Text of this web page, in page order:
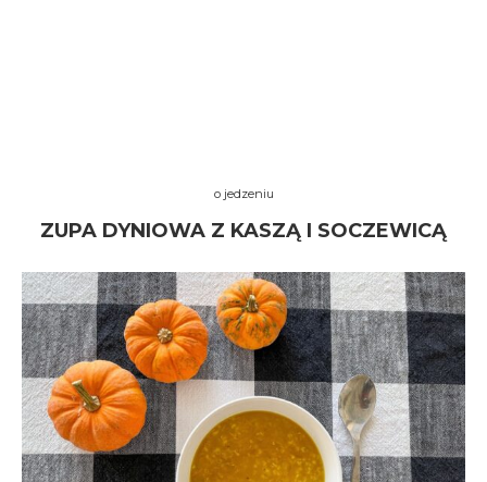
o jedzeniu
ZUPA DYNIOWA Z KASZĄ I SOCZEWICĄ